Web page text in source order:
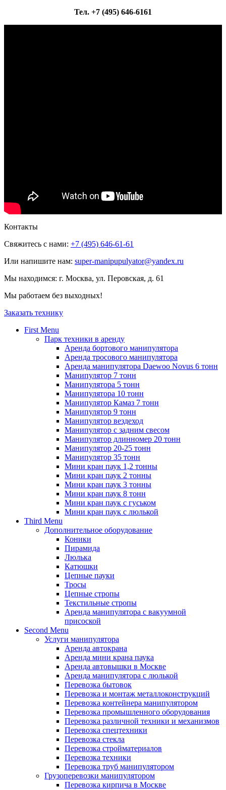
Тел. +7 (495) 646-6161
Контакты
Свяжитесь с нами: +7 (495) 646-61-61
Или напишите нам: super-manipupulyator@yandex.ru
Мы находимся: г. Москва, ул. Перовская, д. 61
Мы работаем без выходных!
Заказать технику
First Menu
Парк техники в аренду
Аренда бортового манипулятора
Аренда тросового манипулятора
Аренда манипулятора Daewoo Novus 6 тонн
Манипулятор 7 тонн
Манипулятора 5 тонн
Манипулятора 10 тонн
Манипулятор Камаз 7 тонн
Манипулятор 9 тонн
Манипулятор вездеход
Манипулятор с задним свесом
Манипулятор длинномер 20 тонн
Манипулятор 20-25 тонн
Манипулятор 35 тонн
Мини кран паук 1,2 тонны
Мини кран паук 2 тонны
Мини кран паук 3 тонны
Мини кран паук 8 тонн
Мини кран паук с гуськом
Мини кран паук с люлькой
Third Menu
Дополнительное оборудование
Коники
Пирамида
Люлька
Катюшки
Цепные пауки
Тросы
Цепные стропы
Текстильные стропы
Аренда манипулятора с вакуумной
присоской
Second Menu
Услуги манипулятора
Аренда автокрана
Аренда мини крана паука
Аренда автовышки в Москве
Аренда манипулятора с люлькой
Перевозка бытовок
Перевозка и монтаж металлоконструкций
Перевозка контейнера манипулятором
Перевозка промышленного оборудования
Перевозка различной техники и механизмов
Перевозка спецтехники
Перевозка стекла
Перевозка стройматериалов
Перевозка техники
Перевозка труб манипулятором
Грузоперевозки манипулятором
Перевозка кирпича в Москве